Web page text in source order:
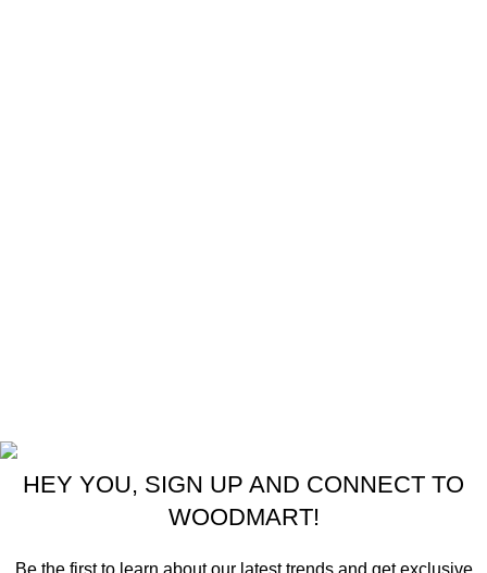
HEY YOU, SIGN UP AND CONNECT TO
WOODMART!
Be the first to learn about our latest trends and get exclusive